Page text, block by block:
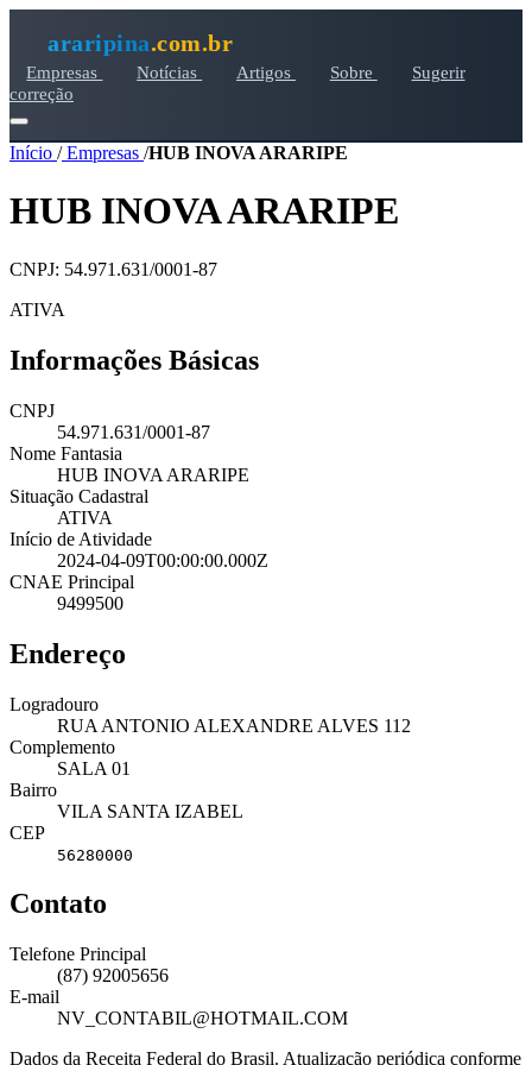
araripina.com.br
Empresas Notícias Artigos Sobre
Sugerir
correção
Início /Empresas /HUB INOVA ARARIPE
HUB INOVA ARARIPE
CNPJ: 54.971.631/0001-87
ATIVA
Informações Básicas
CNPJ
54.971.631/0001-87
Nome Fantasia
HUB INOVA ARARIPE
Situação Cadastral
ATIVA
Início de Atividade
2024-04-09T00:00:00.000Z
CNAE Principal
9499500
Endereço
Logradouro
RUA ANTONIO ALEXANDRE ALVES 112
Complemento
SALA 01
Bairro
VILA SANTA IZABEL
CEP
56280000
Contato
Telefone Principal
(87) 92005656
E-mail
NV_CONTABIL@HOTMAIL.COM
Dados da Receita Federal do Brasil. Atualização periódica conforme